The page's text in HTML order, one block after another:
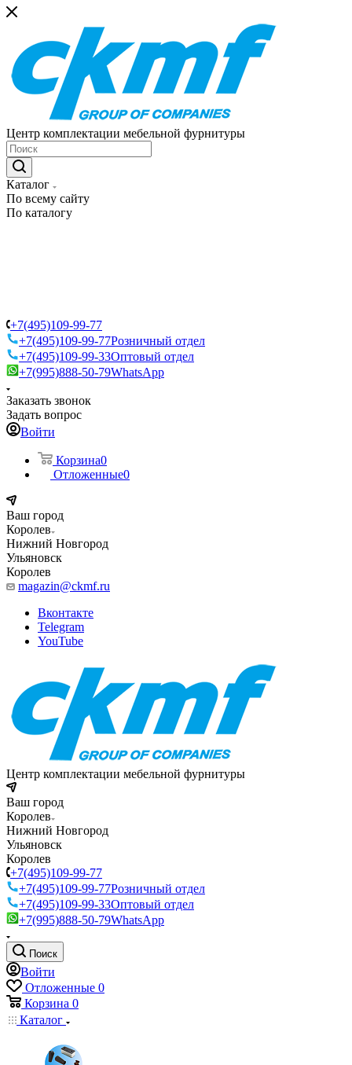
Центр комплектации мебельной фурнитуры
Каталог
По всему сайту
По каталогу
+7(495)109-99-77
+7(495)109-99-77Розничный отдел
+7(495)109-99-33Оптовый отдел
+7(995)888-50-79WhatsApp
Заказать звонок
Задать вопрос
Войти
Корзина0
Отложенные0
Ваш город
Королев
Нижний Новгород
Ульяновск
Королев
magazin@ckmf.ru
Вконтакте
Telegram
YouTube
Центр комплектации мебельной фурнитуры
Ваш город
Королев
Нижний Новгород
Ульяновск
Королев
+7(495)109-99-77
+7(495)109-99-77Розничный отдел
+7(495)109-99-33Оптовый отдел
+7(995)888-50-79WhatsApp
Поиск
Войти
Отложенные 0
Корзина 0
Каталог